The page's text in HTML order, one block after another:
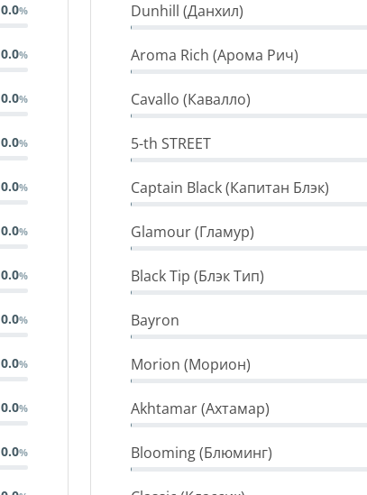
0.0
0.0
0.0
0.0
0.0
0.0
0.0
0.0
0.0
0.0
0.0
Dunhill (Данхил)
Aroma Rich (Арома Рич)
Cavallo (Кавалло)
5-th STREET
Captain Black (Капитан Блэк)
Glamour (Гламур)
Black Tip (Блэк Тип)
Bayron
Morion (Морион)
Akhtamar (Ахтамар)
Blooming (Блюминг)